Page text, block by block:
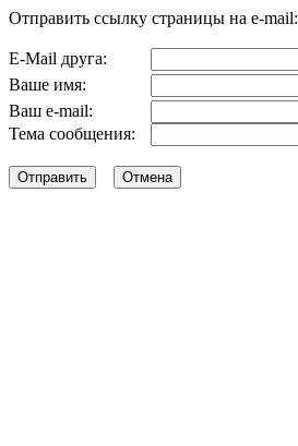
Отправить ссылку страницы на e-mail:
E-Mail друга:
Ваше имя:
Ваш e-mail:
Тема сообщения: